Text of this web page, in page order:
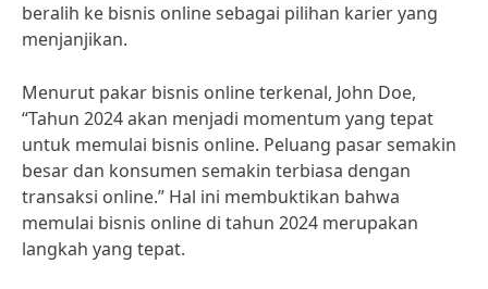
beralih ke bisnis online sebagai pilihan karier yang
menjanjikan.
Menurut pakar bisnis online terkenal, John Doe,
“Tahun 2024 akan menjadi momentum yang tepat
untuk memulai bisnis online. Peluang pasar semakin
besar dan konsumen semakin terbiasa dengan
transaksi online.” Hal ini membuktikan bahwa
memulai bisnis online di tahun 2024 merupakan
langkah yang tepat.